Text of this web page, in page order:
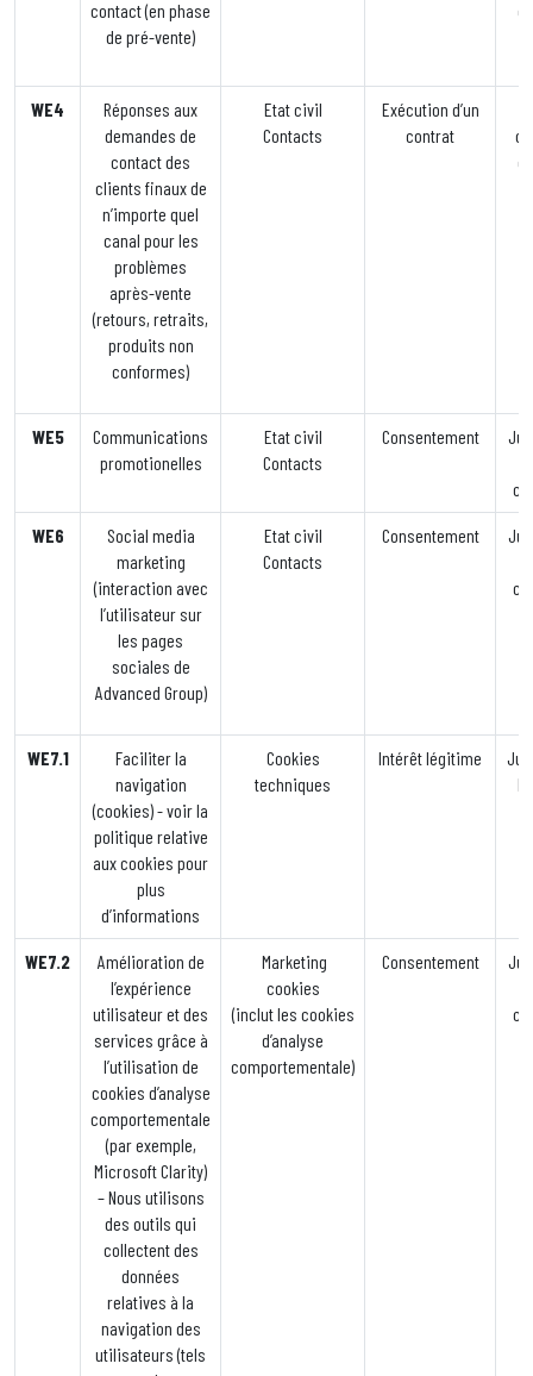
contact (en phase
de pré-vente)
WE4
Réponses aux
demandes de
contact des
clients finaux de
n’importe quel
canal pour les
problèmes
après-vente
(retours, retraits,
produits non
conformes)
Etat civil
Contacts
Exécution d’un
contrat
WE5
Communications
promotionelles
Etat civil
Contacts
Consentement
WE6
Social media
marketing
(interaction avec
l’utilisateur sur
les pages
sociales de
Advanced Group)
Etat civil
Contacts
Consentement
WE7.1
Faciliter la
navigation
(cookies) - voir la
politique relative
aux cookies pour
plus
d’informations
Cookies
techniques
Intérêt légitime
WE7.2
Amélioration de
l’expérience
utilisateur et des
services grâce à
l’utilisation de
cookies d’analyse
comportementale
(par exemple,
Microsoft Clarity)
– Nous utilisons
des outils qui
collectent des
données
relatives à la
navigation des
utilisateurs (tels
Marketing
cookies
(inclut les cookies
d’analyse
comportementale)
Consentement